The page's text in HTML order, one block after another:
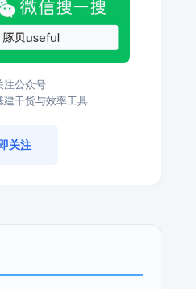
注公众号
建干货与效率工具
关注